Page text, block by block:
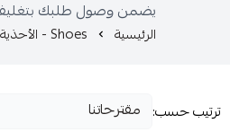
يضمن وصول طلبك بتغليف
الرئيسية Shoes - الأحذية
حسب: